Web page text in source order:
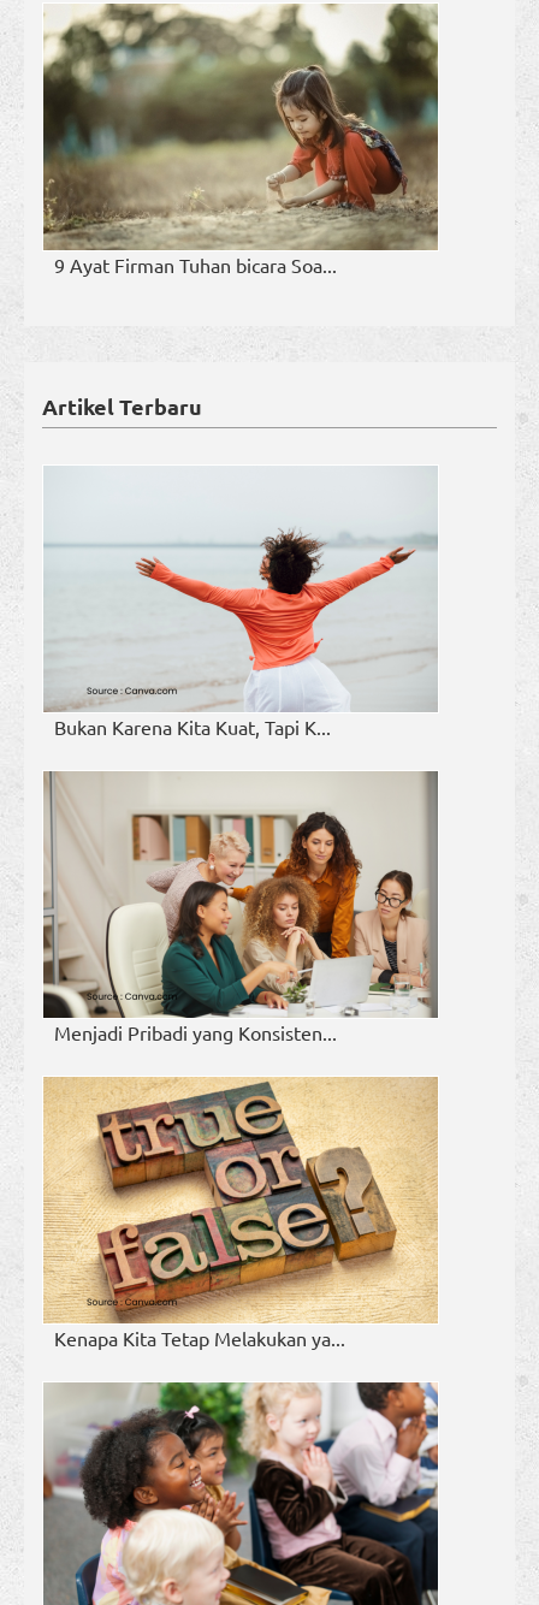
9 Ayat Firman Tuhan bicara Soa...
Artikel Terbaru
Bukan Karena Kita Kuat, Tapi K...
Menjadi Pribadi yang Konsisten...
Kenapa Kita Tetap Melakukan ya...